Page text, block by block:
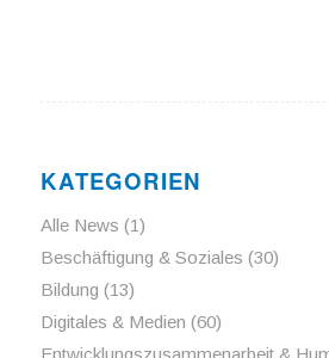
KATEGORIEN
Alle News (1)
Beschäftigung & Soziales (30)
Bildung (13)
Digitales & Medien (60)
Entwicklungszusammenarbeit &